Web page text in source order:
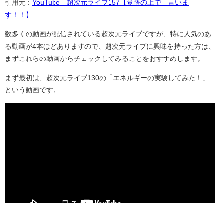
引用元： YouTube 超次元ライブ157【覚悟の上で 言いま
す！！】
数多くの動画が配信されている超次元ライブですが、特に人気のあ
る動画が4本ほどありますので、超次元ライブに興味を持った方は、
まずこれらの動画からチェックしてみることをおすすめします。
まず最初は、超次元ライブ130の「エネルギーの実験してみた！」
という動画です。